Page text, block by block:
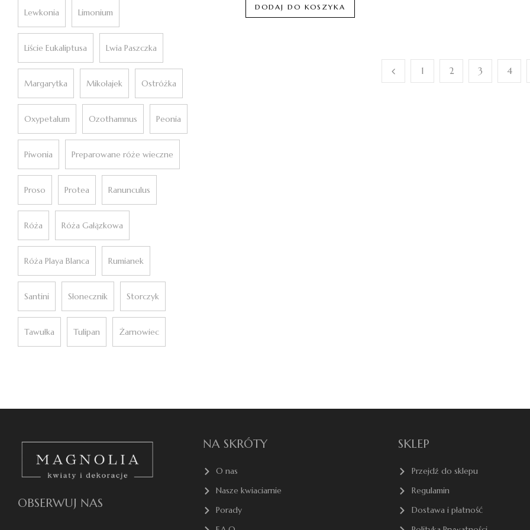
Lewkonia Limonium
Liście Eukaliptusa Lwia Paszczka
Margarytka Mikołajek Ostróżka
Oxypetalum Ozothamnus Peonia
Piwonia Preparowane róże wieczne
Proso Protea Ranunculus
Róża Róża Gałązkowa
Róża Playa Blanca Rumianek
Santini Słonecznik Storczyk
Tawułka Tulipan Żarnowiec
DODAJ DO KOSZYKA
1 2 3 4
OBSERWUJ NAS
NA SKRÓTY
O nas
Nasze kwiaciarnie
Porady
SKLEP
Przejdź do sklepu
Regulamin
Dostawa i płatność